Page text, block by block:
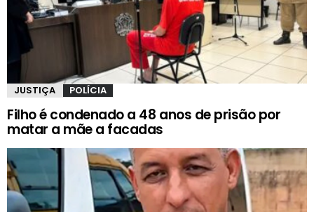
JUSTIÇA POLÍCIA
Filho é condenado a 48 anos de prisão por
matar a mãe a facadas